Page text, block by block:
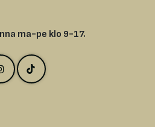
ma-pe klo 9-17.